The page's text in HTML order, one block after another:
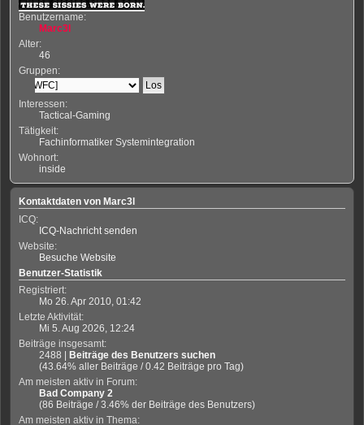
Benutzername:
Marc3l
Alter:
46
Gruppen:
Interessen:
Tactical-Gaming
Tätigkeit:
Fachinformatiker Systemintegration
Wohnort:
inside
Kontaktdaten von Marc3l
ICQ:
ICQ-Nachricht senden
Website:
Besuche Website
Benutzer-Statistik
Registriert:
Mo 26. Apr 2010, 01:42
Letzte Aktivität:
Mi 5. Aug 2026, 12:24
Beiträge insgesamt:
2488 |
Beiträge des Benutzers suchen
(43.64% aller Beiträge / 0.42 Beiträge pro Tag)
Am meisten aktiv in Forum:
Bad Company 2
(86 Beiträge / 3.46% der Beiträge des Benutzers)
Am meisten aktiv in Thema: